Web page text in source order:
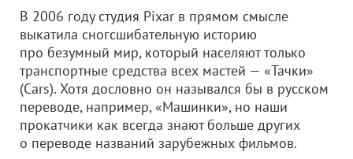
В 2006 году студия Pixar в прямом смысле
выкатила сногсшибательную историю
про безумный мир, который населяют только
транспортные средства всех мастей — «Тачки»
(Cars). Хотя дословно он назывался бы в русском
переводе, например, «Машинки», но наши
прокатчики как всегда знают больше других
о переводе названий зарубежных фильмов.